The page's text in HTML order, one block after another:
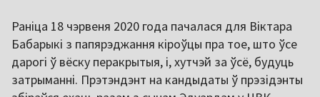
Раніца 18 чэрвеня 2020 года пачалася для Віктара
Бабарыкі з папярэджання кіроўцы пра тое, што ўсе
дарогі ў вёску перакрытыя, і, хутчэй за ўсё, будуць
затрыманні. Прэтэндэнт на кандыдаты ў прэзідэнты